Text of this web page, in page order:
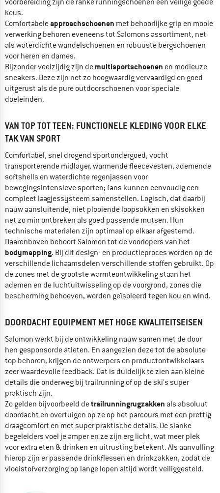
keus.
Comfortabeleapproachschoenen met behoorlijke grip en mooie
verwerking behoren eveneens tot Salomons assortiment, net
als waterdichte wandelschoenen en robuuste bergschoenen
voor heren en dames.
Bijzonder veelzijdig zijn de multisportschoenen en modieuze
sneakers. Deze zijn net zo hoogwaardig vervaardigd en goed
uitgerust als de pure outdoorschoenen voor speciale
doeleinden.
VAN TOP TOT TEEN: FUNCTIONELE KLEDING VOOR ELKE
TAK VAN SPORT
Comfortabel, snel drogend sportondergoed, vocht
transporterende midlayer, warmende fleecevesten, ademende
softshells en waterdichte regenjassen voor
bewegingsintensieve sporten; fans kunnen eenvoudig een
compleet laagjessysteem samenstellen. Logisch, dat daarbij
nauw aansluitende, niet plooiende loopsokken en skisokken
net zo min ontbreken als goed passende mutsen. Hun
technische materialen zijn optimaal op elkaar afgestemd.
Daarenboven behoort Salomon tot de voorlopers van het
bodymapping. Bij dit design- en productieproces worden op de
verschillende lichaamsdelen verschillende stoffen gebruikt. Op
de zones met de grootste warmteontwikkeling staan het
ademen en de luchtuitwisseling op de voorgrond, zones die
bescherming behoeven, worden geïsoleerd tegen kou en wind.
DOORDACHT EQUIPMENT MET HOGE KWALITEITSEISEN
Salomon werkt bij de ontwikkeling nauw samen met de door
hen gesponsorde atleten. En aangezien deze tot de absolute
top behoren, krijgen de ontwerpers en productontwikkelaars
zeer waardevolle feedback. Dat is duidelijk te zien aan kleine
details die onderweg bij trailrunning of op de ski's super
praktisch zijn.
Zo gelden bijvoorbeeld detrailrunningrugzakken als absoluut
doordacht en overtuigen op ze op het parcours met een prettig
draagcomfort en met super praktische details. De slanke
begeleiders voel je amper en ze zijn erg licht, wat meer plek
voor extra eten & drinken en uitrusting betekent. Als aanvulling
hierop zijn er passende drinkflessen en drinkzakken, zodat de
vloeistofverzorging op lange lopen altijd wordt veiliggesteld.